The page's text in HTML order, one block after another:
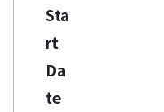
Sta
rt
Da
te